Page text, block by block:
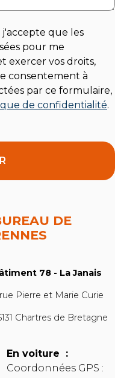
que les
pour me
exercer vos droits,
consentement à
par ce formulaire,
de confidentialité.
DE
78 - La Janais
Pierre et Marie Curie
Chartres de Bretagne
En voiture :
Coordonnées GPS :